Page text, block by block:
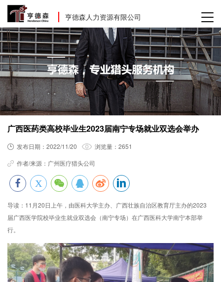
亨德森人力资源有限公司
广西医药类高校毕业生2023届南宁专场就业双选会举办
发布日期： 2022/11/20 浏览量： 2651
作者/来源： 广州医疗猎头公司
导读： 11月20日上午，由医科大学主办、广西壮族自治区教育厅主办的2023
届广西医学院校毕业生就业双选会（南宁专场）在广西医科大学南宁本部举
行。